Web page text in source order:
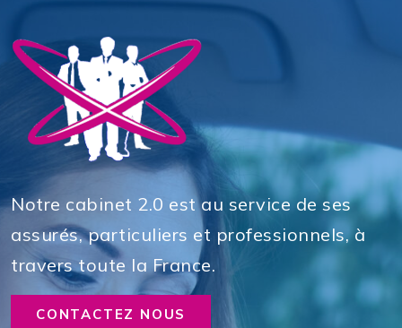
Notre cabinet 2.0 est au service de ses
assurés, particuliers et professionnels, à
travers toute la France.
CONTACTEZ NOUS